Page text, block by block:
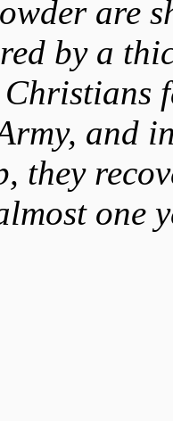
are
by a
and
they
one